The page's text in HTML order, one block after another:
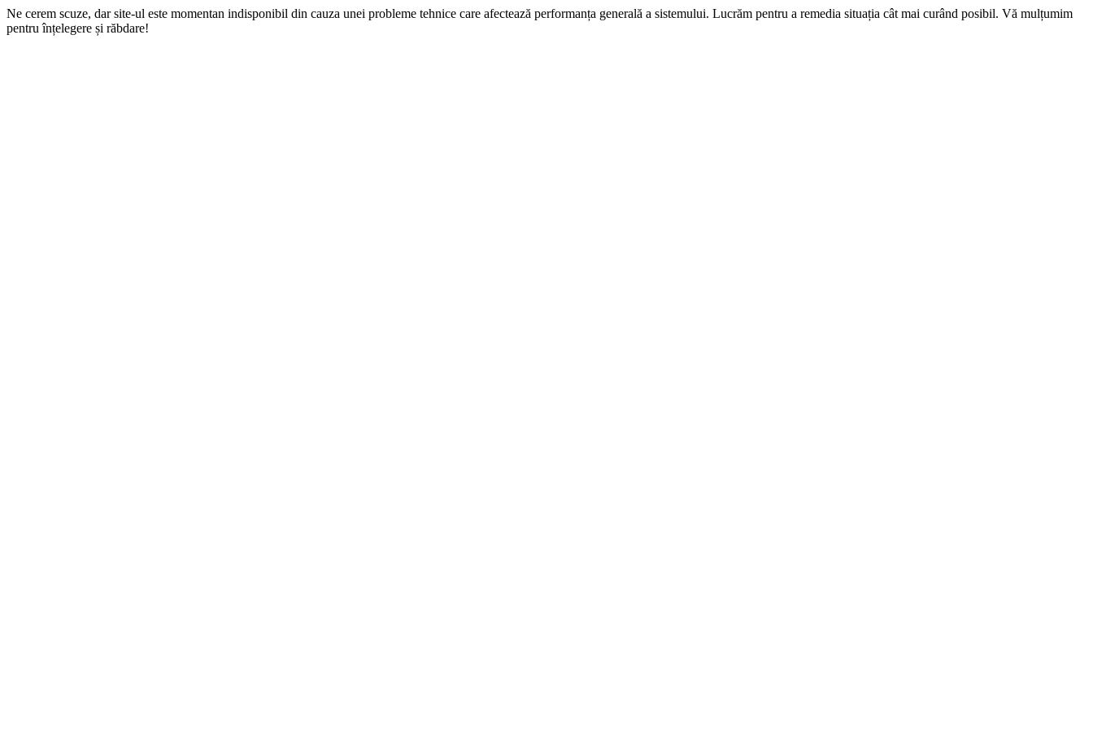
Ne cerem scuze, dar site-ul este momentan indisponibil din cauza unei probleme tehnice care afectează performanța generală a sistemului. Lucrăm pentru a remedia situația cât mai curând posibil. Vă mulțumim
pentru înțelegere și răbdare!